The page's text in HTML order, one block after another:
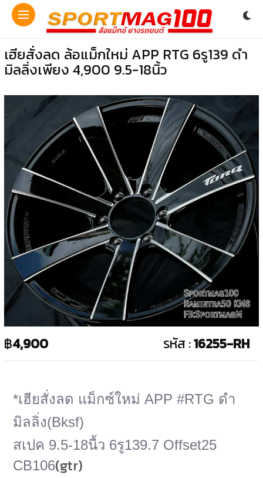
เฮียสั่งลด ล้อแม็กใหม่ APP RTG 6รู139 ดำ
มิลลิ่งเพียง 4,900 9.5-18นิ้ว
฿4,900 รหัส :16255-RH
*เฮียสั่งลด แม็กซ์ใหม่ APP #RTG ดำ
มิลลิ่ง(Bksf)
สเปค 9.5-18นื้ว 6รู139.7 Offset25
CB106(gtr)